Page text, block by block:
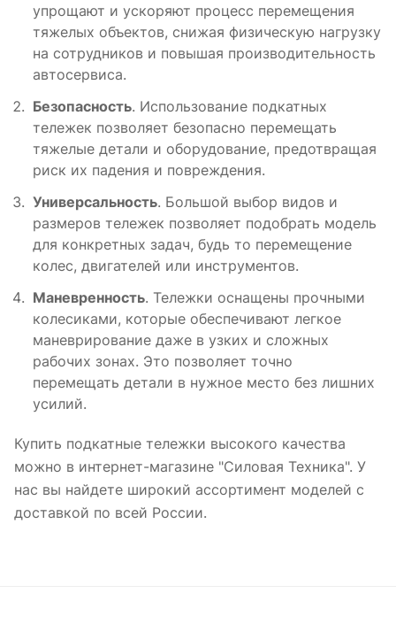
упрощают и ускоряют процесс перемещения
тяжелых объектов, снижая физическую нагрузку
на сотрудников и повышая производительность
автосервиса.
Безопасность. Использование подкатных
тележек позволяет безопасно перемещать
тяжелые детали и оборудование, предотвращая
риск их падения и повреждения.
Универсальность. Большой выбор видов и
размеров тележек позволяет подобрать модель
для конкретных задач, будь то перемещение
колес, двигателей или инструментов.
Маневренность. Тележки оснащены прочными
колесиками, которые обеспечивают легкое
маневрирование даже в узких и сложных
рабочих зонах. Это позволяет точно
перемещать детали в нужное место без лишних
усилий.
Купить подкатные тележки высокого качества
можно в интернет-магазине "Силовая Техника". У
нас вы найдете широкий ассортимент моделей с
доставкой по всей России.